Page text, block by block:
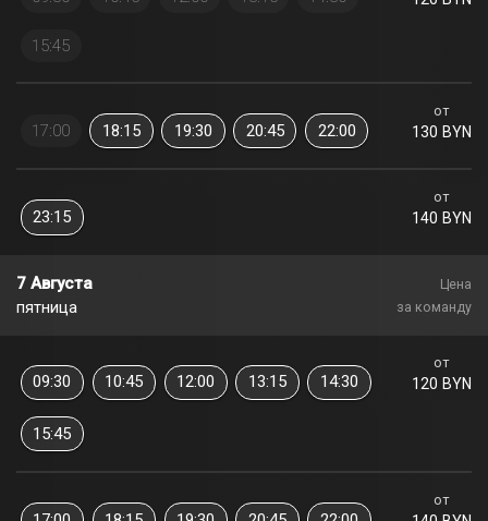
15:45
от
130 BYN
17:00 18:15 19:30 20:45 22:00
от
140 BYN
23:15
7 Августа
пятница
Цена
за команду
от
120 BYN
09:30 10:45 12:00 13:15 14:30
15:45
от